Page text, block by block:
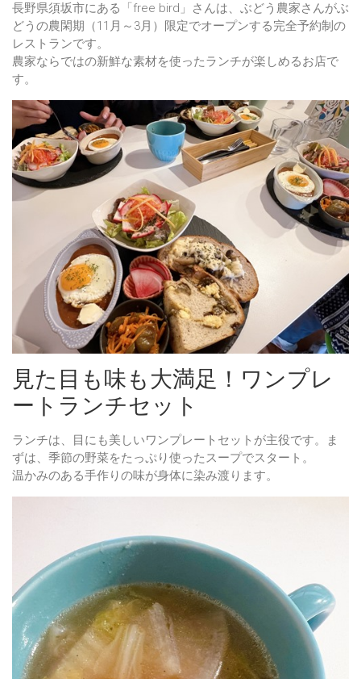
長野県須坂市にある「free bird」さんは、ぶどう農家さんがぶ
どうの農閑期（11月～3月）限定でオープンする完全予約制の
レストランです。
農家ならではの新鮮な素材を使ったランチが楽しめるお店で
す。
見た目も味も大満足！ワンプレ
ートランチセット
ランチは、目にも美しいワンプレートセットが主役です。ま
ずは、季節の野菜をたっぷり使ったスープでスタート。
温かみのある手作りの味が身体に染み渡ります。